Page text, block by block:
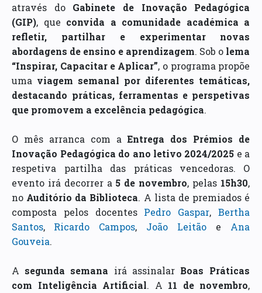
através do Gabinete de Inovação Pedagógica
(GIP), que convida a comunidade académica a
refletir, partilhar e experimentar novas
abordagens de ensino e aprendizagem. Sob o lema
“Inspirar, Capacitar e Aplicar”, o programa propõe
uma viagem semanal por diferentes temáticas,
destacando práticas, ferramentas e perspetivas
que promovem a excelência pedagógica.
O mês arranca com aEntrega dos Prémios de
Inovação Pedagógica do ano letivo 2024/2025 e a
respetiva partilha das práticas vencedoras. O
evento irá decorrer a 5 de novembro, pelas 15h30,
no Auditório da Biblioteca. A lista de premiados é
composta pelos docentes Pedro Gaspar,Bertha
Santos, Ricardo Campos, João Leitão e Ana
Gouveia.
A segunda semana irá assinalar Boas Práticas
com Inteligência Artificial. A 11 de novembro,